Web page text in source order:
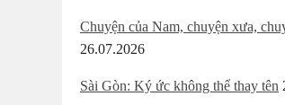
Chuyện của Nam, chuyện xưa,
26.07.2026
Sài Gòn: Ký ức không thể thay tên